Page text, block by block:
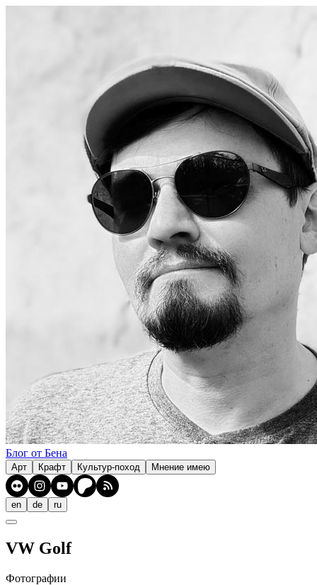
Блог от Бена
Арт Крафт Культур-поход Мнение имею
en de ru
VW Golf
Фотографии